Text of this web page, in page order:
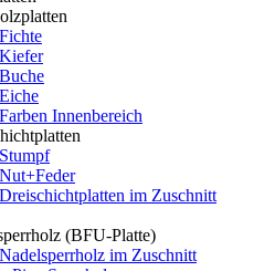
Fichte
Kiefer
Buche
Eiche
Farben Innenbereich
Stumpf
Nut+Feder
Dreischichtplatten im Zuschnitt
(BFU-Platte)
Nadelsperrholz im Zuschnitt